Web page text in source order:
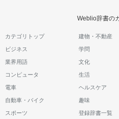
Weblio辞書の
カテゴリトップ 建物・不動産
ビジネス 学問
業界用語 文化
コンピュータ 生活
電車 ヘルスケア
自動車・バイク 趣味
スポーツ 登録辞書一覧